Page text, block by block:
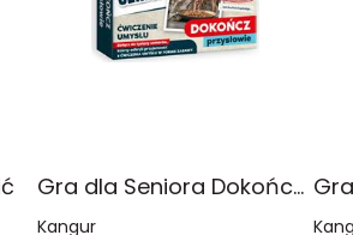
Gra dla Seniora Dokończ przysłowie
Kangur